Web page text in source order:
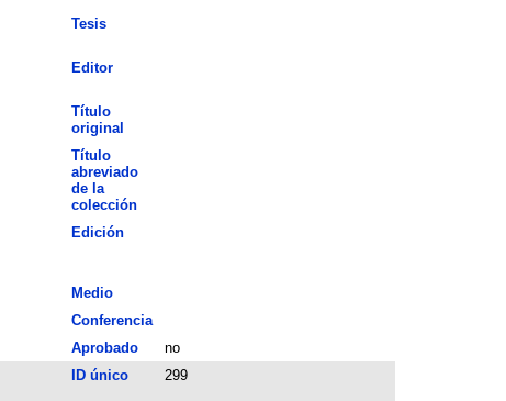
Tesis
Editor
Título
original
Título
abreviado
de la
colección
Edición
Medio
Conferencia
Aprobado
no
ID único 299